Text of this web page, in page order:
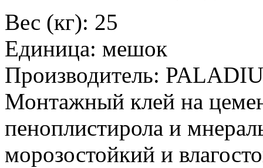
Вес (кг): 25
Единица: мешок
Производитель:
Монтажный клей на
пеноплистирола и
морозостойкий и